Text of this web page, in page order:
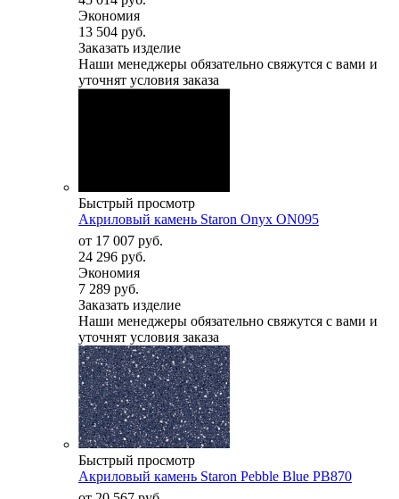
Экономия
13 504 руб.
Заказать изделие
Наши менеджеры обязательно свяжутся с вами и
уточнят условия заказа
Быстрый просмотр
Акриловый камень Staron Onyx ON095
от 17 007 руб.
24 296 руб.
Экономия
7 289 руб.
Заказать изделие
Наши менеджеры обязательно свяжутся с вами и
уточнят условия заказа
Быстрый просмотр
Акриловый камень Staron Pebble Blue PB870